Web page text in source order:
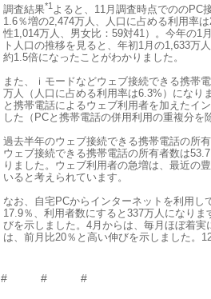
調査結果*1 よると、11月調査時点でののPC
1.6％増の2,474万人、人口に占める利用率
性1,014万人、男女比：59対41）。今年の1
ト人口の推移を見ると、年初1月の1,633万
約1.5倍になったことがわかりました。
また、ｉモードなどウェブ接続できる携帯
万人（人口に占める利用率は6.3%）になり
と携帯電話によるウェブ利用者を加えたイ
した（PCと携帯電話の併用利用の重複分を
過去半年のウェブ接続できる携帯電話の所
ウェブ接続できる携帯電話の所有者数は
りました。ウェブ利用者の急増は、最近の
いると考えられています。
なお、自宅PCからインターネットを利用
17.9％、利用者数にすると337万人になり
びを示しました。4月からは、毎月ほぼ着
は、前月比20％と高い伸びを示しました。
# # #